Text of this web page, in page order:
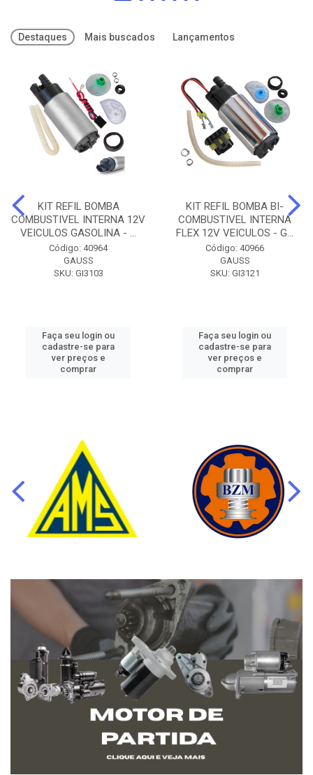
Destaques Mais buscados Lançamentos
KIT REFIL BOMBA
COMBUSTIVEL INTERNA 12V
VEICULOS GASOLINA - ...
Código: 40964
GAUSS
SKU: GI3103
Faça seu login ou
cadastre-se para
ver preços e
comprar
KIT REFIL BOMBA BI-
COMBUSTIVEL INTERNA
FLEX 12V VEICULOS - G...
Código: 40966
GAUSS
SKU: GI3121
Faça seu login ou
cadastre-se para
ver preços e
comprar